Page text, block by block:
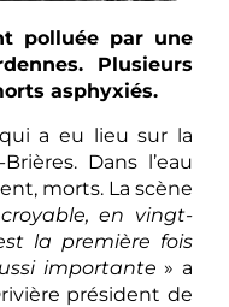
polluée par une
Plusieurs
asphyxiés.
a eu lieu sur la
Dans l’eau
morts. La scène
en vingt-
la première fois
importante» a
président de